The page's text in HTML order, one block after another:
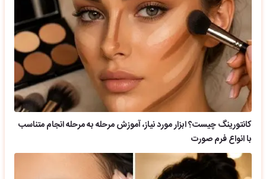
کانتورینگ چیست؟ ابزار مورد نیاز، آموزش مرحله به مرحله انجام متناسب
با انواع فرم صورت